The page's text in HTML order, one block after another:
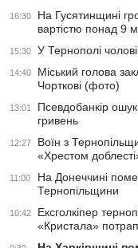
16:30
На Гусятинщині
вартістю понад 9
15:30 У Тернополі
14:40
Міський голова
Чорткові (фото)
13:01
Псевдобанкір
гривень
12:27
Воїн з
«Хрестом
11:00
На Донеччині
Тернопільщини
10:42
Ексголкіпер
«Кристала»